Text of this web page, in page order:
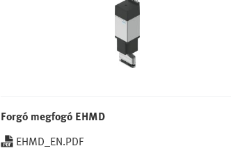
Forgó megfogó EHMD
EHMD_EN.PDF